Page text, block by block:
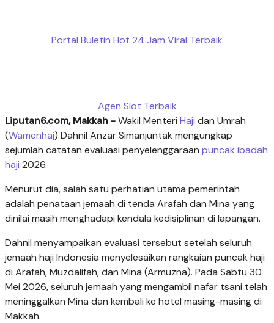
Portal Buletin Hot 24 Jam Viral Terbaik
Agen Slot Terbaik
Liputan6.com, Makkah -Wakil Menteri Haji dan Umrah
(Wamenhaj) Dahnil Anzar Simanjuntak mengungkap
sejumlah catatan evaluasi penyelenggaraan puncak ibadah
haji 2026.
Menurut dia, salah satu perhatian utama pemerintah
adalah penataan jemaah di tenda Arafah dan Mina yang
dinilai masih menghadapi kendala kedisiplinan di lapangan.
Dahnil menyampaikan evaluasi tersebut setelah seluruh
jemaah haji Indonesia menyelesaikan rangkaian puncak haji
di Arafah, Muzdalifah, dan Mina (Armuzna). Pada Sabtu 30
Mei 2026, seluruh jemaah yang mengambil nafar tsani telah
meninggalkan Mina dan kembali ke hotel masing-masing di
Makkah.